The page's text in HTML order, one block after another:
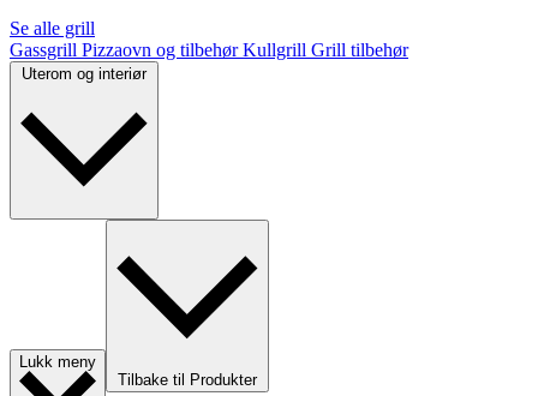
Se alle grill
Gassgrill Pizzaovn og tilbehørKullgrill Grill tilbehør
Uterom og interiør
Lukk meny
Tilbake til Produkter